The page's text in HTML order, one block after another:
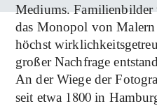
Mediums. Familienbilder
das Monopol von
höchst
großer Nachfrage
An der Wiege der
seit etwa 1800 in